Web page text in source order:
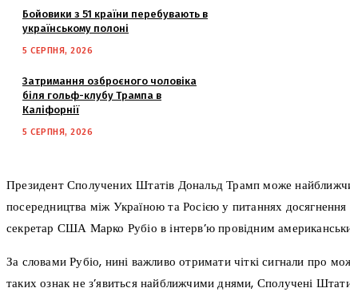
Бойовики з 51 країни перебувають в
українському полоні
5 СЕРПНЯ, 2026
Затримання озброєного чоловіка
біля гольф-клубу Трампа в
Каліфорнії
5 СЕРПНЯ, 2026
Президент Сполучених Штатів Дональд Трамп може
посередництва між Україною та Росією у питаннях
секретар США Марко Рубіо в інтерв’ю провідним
За словами Рубіо, нині важливо отримати чіткі сигнали про
таких ознак не з’явиться найближчими днями, Сполучені